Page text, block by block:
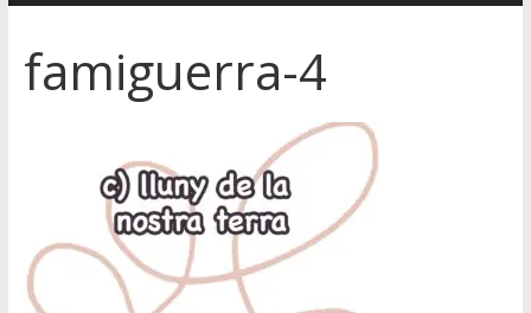
famiguerra-4